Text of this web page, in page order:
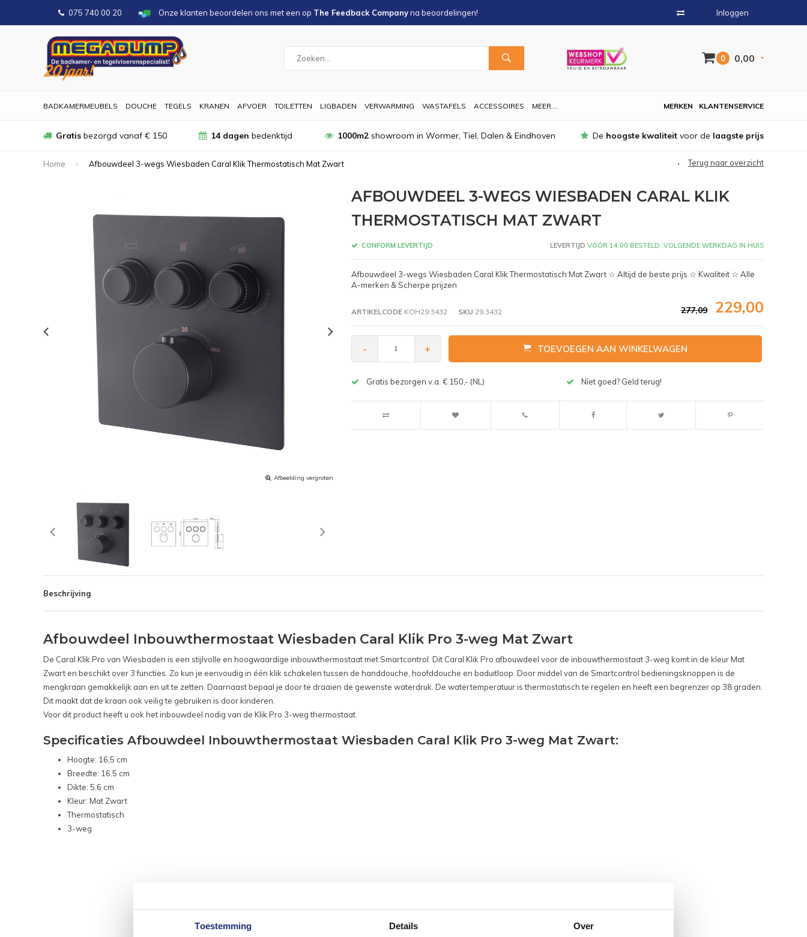
Toestemming Details Over
075 740 00 20 Onze klanten beoordelen ons met een op The Feedback Companyna beoordelingen! Inloggen
0 0,00
BADKAMERMEUBELS DOUCHE TEGELS KRANEN AFVOER TOILETTEN LIGBADEN VERWARMING WASTAFELS ACCESSOIRES MEER.... KLANTENSERVICE
MERKEN
Gratis bezorgd vanaf € 150 14 dagen bedenktijd 1000m2showroom in Wormer, Tiel, Dalen & Eindhoven De hoogste kwaliteit voor de laagste prijs
Home Afbouwdeel 3-wegs Wiesbaden Caral Klik Thermostatisch Mat Zwart Terug naar overzicht
Afbeelding vergroten
AFBOUWDEEL 3-WEGS WIESBADEN CARAL KLIK
THERMOSTATISCH MAT ZWART
CONFORM LEVERTIJD LEVERTIJD VÓÓR 14:00 BESTELD, VOLGENDE WERKDAG IN HUIS
Afbouwdeel 3-wegs Wiesbaden Caral Klik Thermostatisch Mat Zwart ☆ Altijd de beste prijs ☆ Kwaliteit ☆ Alle
A-merken & Scherpe prijzen
ARTIKELCODEKOH29.3432 SKU 29.3432 277,09 229,00
- + TOEVOEGEN AAN WINKELWAGEN
Gratis bezorgen v.a. € 150,- (NL) Niet goed? Geld terug!
Beschrijving
Afbouwdeel Inbouwthermostaat Wiesbaden Caral Klik Pro 3-weg Mat Zwart
De Caral Klik Pro van Wiesbaden is een stijlvolle en hoogwaardige inbouwthermostaat met Smartcontrol. Dit Caral Klik Pro afbouwdeel voor de inbouwthermostaat 3-weg komt in de kleur Mat
Zwart en beschikt over 3 functies. Zo kun je eenvoudig in één klik schakelen tussen de handdouche, hoofddouche en baduitloop. Door middel van de Smartcontrol bedieningsknoppen is de
mengkraan gemakkelijk aan en uit te zetten. Daarnaast bepaal je door te draaien de gewenste waterdruk. De watertemperatuur is thermostatisch te regelen en heeft een begrenzer op 38 graden.
Dit maakt dat de kraan ook veilig te gebruiken is door kinderen.
Voor dit product heeft u ook het inbouwdeel nodig van de Klik Pro 3-weg thermostaat.
Specificaties Afbouwdeel Inbouwthermostaat Wiesbaden Caral Klik Pro 3-weg Mat Zwart:
Hoogte: 16,5 cm
Breedte: 16.5 cm
Dikte: 5.6 cm
Kleur: Mat Zwart
Thermostatisch
3-weg
#mijndroombadkamer